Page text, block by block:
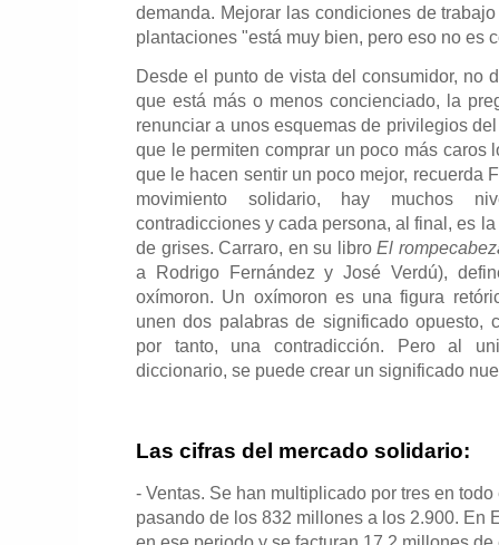
demanda. Mejorar las condiciones de
plantaciones "está muy bien, pero eso no es
Desde el punto de vista del consumidor, no
que está más o menos concienciado, la
renunciar a unos esquemas de privilegios
que le permiten comprar un poco más caros
que le hacen sentir un poco mejor, recuerda
movimiento solidario, hay muchos
contradicciones y cada persona, al final, es
de grises. Carraro, en su libroEl
a Rodrigo Fernández y José Verdú),
oxímoron. Un oxímoron es una figura
unen dos palabras de significado opuesto,
por tanto, una contradicción. Pero al
diccionario, se puede crear un significado
Las cifras del mercado solidario:
- Ventas. Se han multiplicado por tres en
pasando de los 832 millones a los 2.900. En